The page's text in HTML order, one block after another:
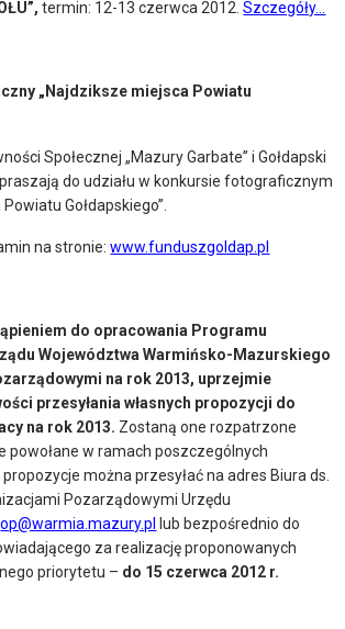
termin: 12-13 czerwca 2012.Szczegóły…
„Najdziksze miejsca Powiatu
Społecznej „Mazury Garbate” i Gołdapski
do udziału w konkursie fotograficznym
Gołdapskiego”.
na stronie:www.funduszgoldap.pl
do opracowania Programu
Województwa Warmińsko-Mazurskiego
na rok 2013, uprzejmie
przesyłania własnych propozycji do
na rok 2013. Zostaną one rozpatrzone
powołane w ramach poszczególnych
można przesyłać na adres Biura ds.
Pozarządowymi Urzędu
op@warmia.mazury.pl
lub bezpośrednio do
za realizację proponowanych
priorytetu – do 15 czerwca 2012 r.